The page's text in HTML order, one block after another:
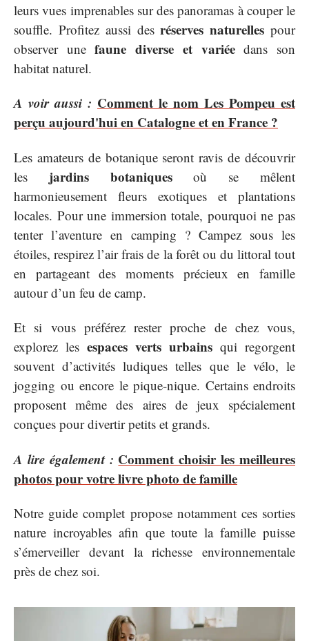
leurs vues imprenables sur des panoramas à couper le
souffle. Profitez aussi desréserves naturelles pour
observer unefaune diverse et variéedans son
habitat naturel.
A voir aussi : Comment le nom Les Pompeu est
perçu aujourd'hui en Catalogne et en France ?
Les amateurs de botanique seront ravis de découvrir
les jardins botaniquesoù se mêlent
harmonieusement fleurs exotiques et plantations
locales. Pour une immersion totale, pourquoi ne pas
tenter l’aventure en camping ? Campez sous les
étoiles, respirez l’air frais de la forêt ou du littoral tout
en partageant des moments précieux en famille
autour d’un feu de camp.
Et si vous préférez rester proche de chez vous,
explorez les espaces verts urbains qui regorgent
souvent d’activités ludiques telles que le vélo, le
jogging ou encore le pique-nique. Certains endroits
proposent même des aires de jeux spécialement
conçues pour divertir petits et grands.
A lire également : Comment choisir les meilleures
photos pour votre livre photo de famille
Notre guide complet propose notamment ces sorties
nature incroyables afin que toute la famille puisse
s’émerveiller devant la richesse environnementale
près de chez soi.